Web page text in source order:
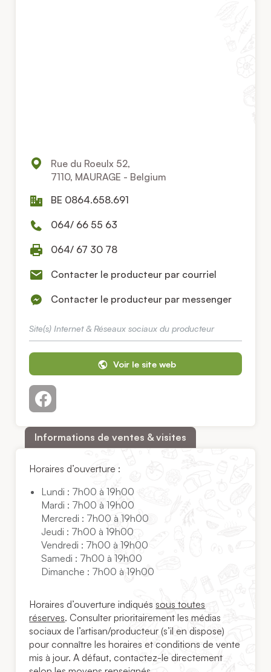
Rue du Roeulx 52,
7110, MAURAGE - Belgium
BE 0864.658.691
064/ 66 55 63
064/ 67 30 78
Contacter le producteur par courriel
Contacter le producteur par messenger
Site(s) Internet & Réseaux sociaux du producteur
Voir le site web
Informations de ventes & visites
Horaires d’ouverture :
Lundi : 7h00 à 19h00
Mardi : 7h00 à 19h00
Mercredi : 7h00 à 19h00
Jeudi : 7h00 à 19h00
Vendredi : 7h00 à 19h00
Samedi : 7h00 à 19h00
Dimanche : 7h00 à 19h00
Horaires d’ouverture indiquéssous toutes
réserves. Consulter prioritairement les médias
sociaux de l’artisan/producteur (s’il en dispose)
pour connaître les horaires et conditions de vente
mis à jour. A défaut, contactez-le directement